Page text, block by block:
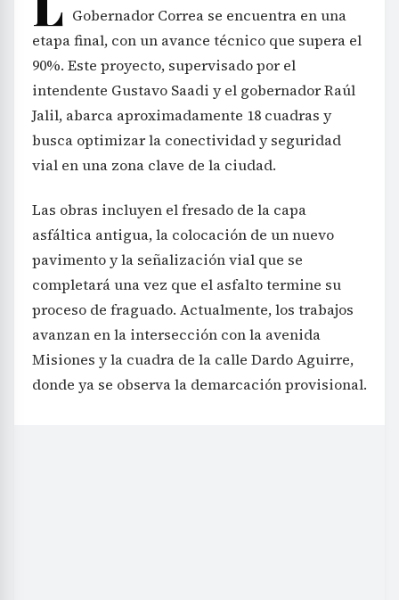
Gobernador Correa se encuentra en una
etapa final, con un avance técnico que supera el
90%. Este proyecto, supervisado por el
intendente Gustavo Saadi y el gobernador Raúl
Jalil, abarca aproximadamente 18 cuadras y
busca optimizar la conectividad y seguridad
vial en una zona clave de la ciudad.
Las obras incluyen el fresado de la capa
asfáltica antigua, la colocación de un nuevo
pavimento y la señalización vial que se
completará una vez que el asfalto termine su
proceso de fraguado. Actualmente, los trabajos
avanzan en la intersección con la avenida
Misiones y la cuadra de la calle Dardo Aguirre,
donde ya se observa la demarcación provisional.